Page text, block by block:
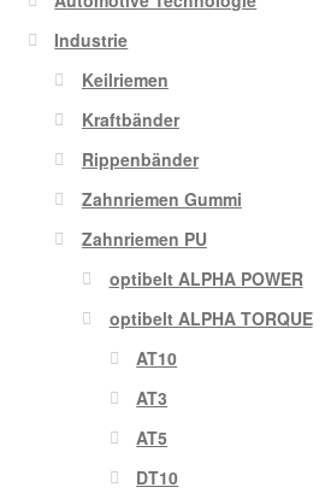
Industrie
Keilriemen
Kraftbänder
Rippenbänder
Zahnriemen Gummi
Zahnriemen PU
optibelt ALPHA POWER
optibelt ALPHA TORQUE
AT10
AT3
AT5
DT10